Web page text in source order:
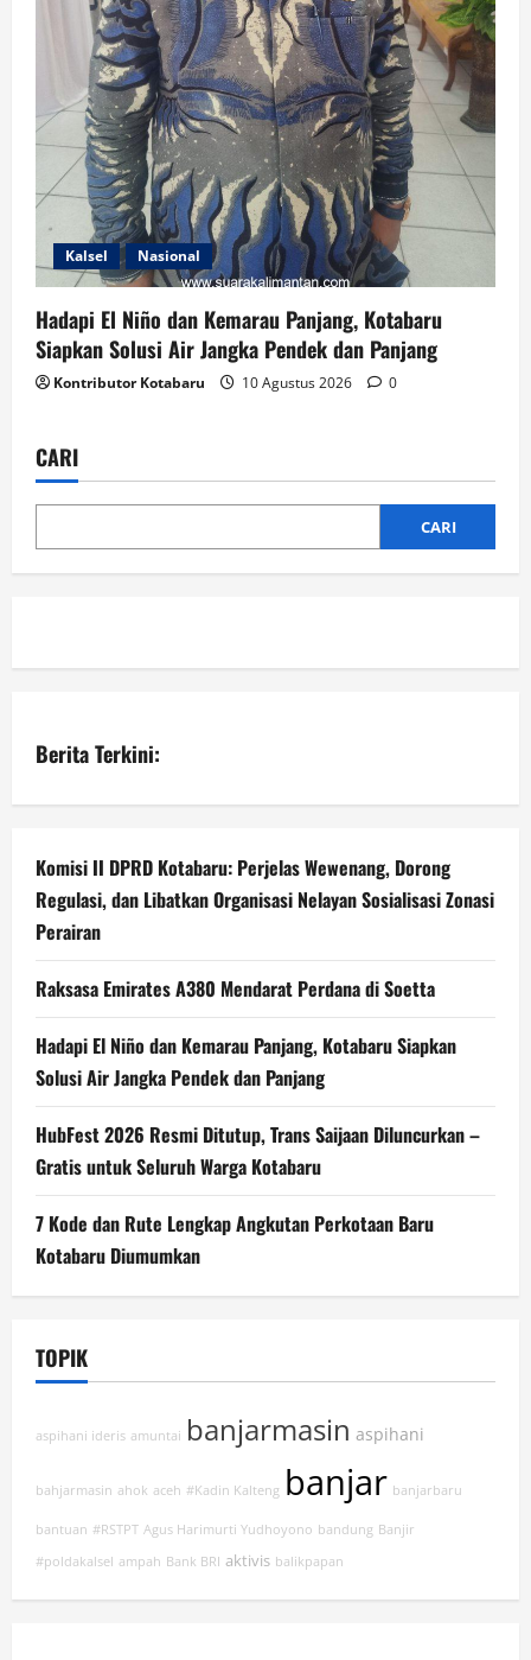
Kalsel Nasional
Hadapi El Niño dan Kemarau Panjang, Kotabaru
Siapkan Solusi Air Jangka Pendek dan Panjang
Kontributor Kotabaru 10 Agustus 2026 0
CARI
CARI
Berita Terkini:
Komisi II DPRD Kotabaru: Perjelas Wewenang, Dorong
Regulasi, dan Libatkan Organisasi Nelayan Sosialisasi Zonasi
Perairan
Raksasa Emirates A380 Mendarat Perdana di Soetta
Hadapi El Niño dan Kemarau Panjang, Kotabaru Siapkan
Solusi Air Jangka Pendek dan Panjang
HubFest 2026 Resmi Ditutup, Trans Saijaan Diluncurkan –
Gratis untuk Seluruh Warga Kotabaru
7 Kode dan Rute Lengkap Angkutan Perkotaan Baru
Kotabaru Diumumkan
TOPIK
aspihani ideris amuntai banjarmasin aspihani
bahjarmasin ahok aceh #Kadin Kalteng banjar banjarbaru
bantuan #RSTPT Agus Harimurti Yudhoyono bandung Banjir
#poldakalsel ampah Bank BRI aktivis balikpapan